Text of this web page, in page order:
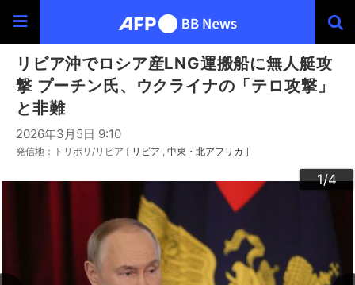
リビア沖でロシア産LNG運搬船に無人艇攻
撃 プーチン氏、ウクライナの「テロ攻撃」
と非難
2026年3月5日 9:10
発信地：トリポリ/リビア [ リビア 中東・北アフリカ ]
1/4
2/4
3/4
4/4